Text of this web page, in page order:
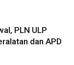
PLN ULP
dan APD